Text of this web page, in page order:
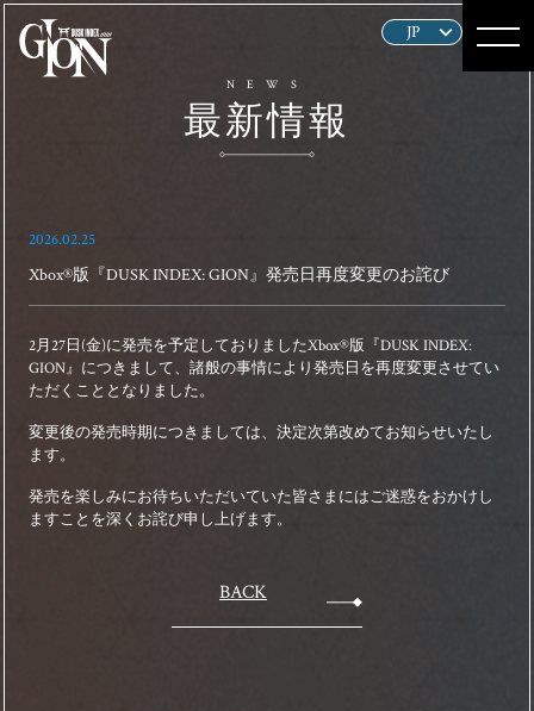
Home
物語
ギャラリ
NEWS
最新情報
2026.02.25
Xbox®版『DUSK INDEX: GION』発売日再度変更のお詫び
2月27日(金)に発売を予定しておりましたXbox®版『DUSK INDEX:
GION』につきまして、諸般の事情により発売日を再度変更させてい
ただくこととなりました。
変更後の発売時期につきましては、決定次第改めてお知らせいたし
ます。
発売を楽しみにお待ちいただいていた皆さまにはご迷惑をおかけし
ますことを深くお詫び申し上げます。
BACK